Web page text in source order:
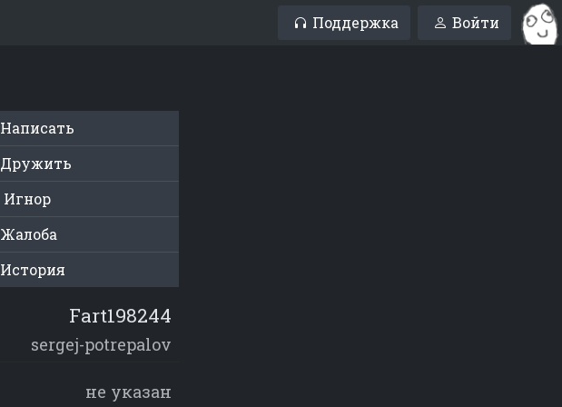
Поддержка Войти
Написать
Дружить
Игнор
Жалоба
История
Fart198244
sergej-potrepalov
не указан